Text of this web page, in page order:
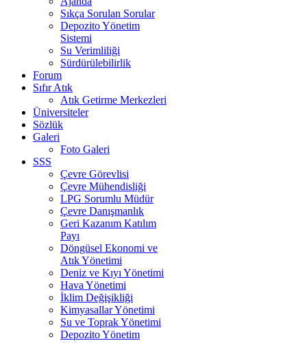
Sıkça Sorulan Sorular
Depozito Yönetim
Sistemi
Su Verimliliği
Sürdürülebilirlik
Forum
Sıfır Atık
Atık Getirme Merkezleri
Üniversiteler
Sözlük
Galeri
Foto Galeri
SSS
Çevre Görevlisi
Çevre Mühendisliği
LPG Sorumlu Müdür
Çevre Danışmanlık
Geri Kazanım Katılım
Payı
Döngüsel Ekonomi ve
Atık Yönetimi
Deniz ve Kıyı Yönetimi
Hava Yönetimi
İklim Değişikliği
Kimyasallar Yönetimi
Su ve Toprak Yönetimi
Depozito Yönetim